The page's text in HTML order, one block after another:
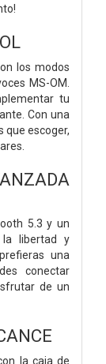
los modos
MS-OM.
tu
Con una
que escoger,
5.3 y un
la libertad y
una
conectar
de un
la caja de